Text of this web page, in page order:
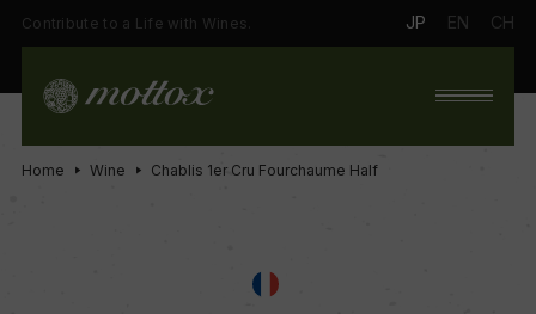
Contribute to a Life with Wines. JP EN CH
Home Wine Chablis 1er Cru Fourchaume Half